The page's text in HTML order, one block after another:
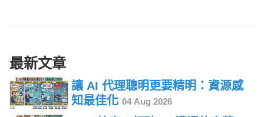
最新文章
讓 AI 代理聰明更要精明：資源感
知最佳化 04 Aug 2026